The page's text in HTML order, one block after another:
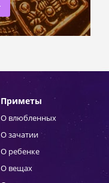
Приметы
О влюбленных
О зачатии
О ребенке
О вещах